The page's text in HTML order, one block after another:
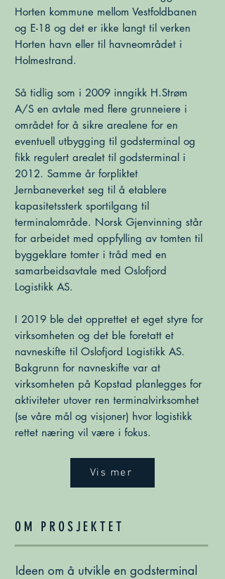
Horten kommune mellom Vestfoldbanen
og E-18 og det er ikke langt til verken
Horten havn eller til havneområdet i
Holmestrand.
Så tidlig som i 2009 inngikk H.Strøm
A/S en avtale med flere grunneiere i
området for å sikre arealene for en
eventuell utbygging til godsterminal og
fikk regulert arealet til godsterminal i
2012. Samme år forpliktet
Jernbaneverket seg til å etablere
kapasitetssterk sportilgang til
terminalområde. Norsk Gjenvinning står
for arbeidet med oppfylling av tomten til
byggeklare tomter i tråd med en
samarbeidsavtale med Oslofjord
Logistikk AS.
I 2019 ble det opprettet et eget styre for
virksomheten og det ble foretatt et
navneskifte til Oslofjord Logistikk AS.
Bakgrunn for navneskifte var at
virksomheten på Kopstad planlegges for
aktiviteter utover ren terminalvirksomhet
(se våre mål og visjoner) hvor logistikk
rettet næring vil være i fokus.
Vis mer
OM PROSJEKTET
Ideen om å utvikle en godsterminal